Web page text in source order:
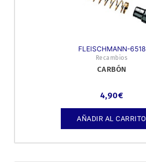
FLEISCHMANN-6518
Recambios
CARBÓN
4,90€
AÑADIR AL CARRITO